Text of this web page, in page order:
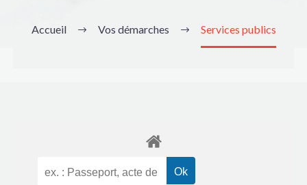
Accueil Vos démarches Services publics